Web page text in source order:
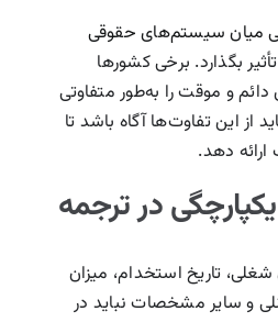
میان سیستم‌های حقوقی
بگذارد. برخی کشورها
دائم و موقت را به‌طور متفاوتی
از این تفاوت‌ها آگاه باشد تا
دهد.
شغلی، تاریخ استخدام، میزان
و سایر مشخصات نباید در